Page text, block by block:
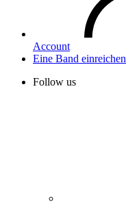
Account
Eine Band einreichen
Follow us